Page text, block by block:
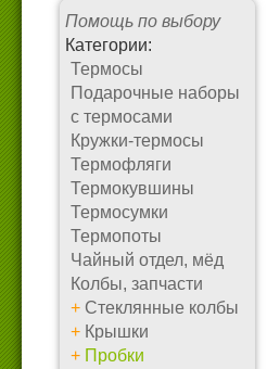
Помощь по выбору
Категории:
Термосы
Подарочные наборы
с термосами
Кружки-термосы
Термофляги
Термокувшины
Термосумки
Термопоты
Чайный отдел, мёд
Колбы, запчасти
+ Стеклянные колбы
+ Крышки
+ Пробки